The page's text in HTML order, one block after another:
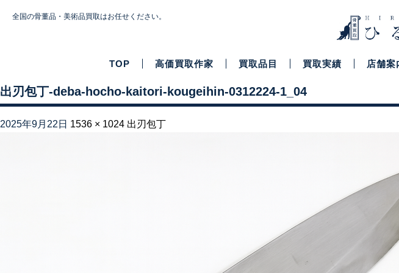
全国の骨董品・美術品買取はお任せください。
TOP 高価買取作家 買取品目 買取実績 店舗案
出刃包丁-deba-hocho-kaitori-kougeihin-0312224-1_04
2025年9月22日 1536 × 1024 出刃包丁